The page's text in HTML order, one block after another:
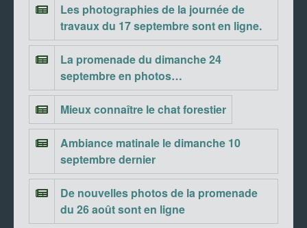
Les photographies de la journée de
travaux du 17 septembre sont en ligne.
La promenade du dimanche 24
septembre en photos…
Mieux connaître le chat forestier
Ambiance matinale le dimanche 10
septembre dernier
De nouvelles photos de la promenade
du 26 août sont en ligne